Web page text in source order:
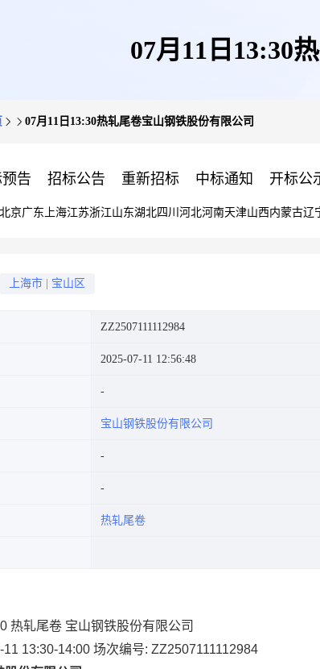
07月11日13:30
07月11日13:30热轧尾卷宝山钢铁股份有限公司
告 招标公告 重新招标 中标通知 开标公
北京广东 上海江苏浙江山东湖北四川 河北河南天津山西内蒙古辽
上海市 宝山区
ZZ2507111112984
2025-07-11 12:56:48
宝山钢铁股份有限公司
热轧尾卷
热轧尾卷 宝山钢铁股份有限公司
11 13:30-14:00 场次编号: ZZ2507111112984